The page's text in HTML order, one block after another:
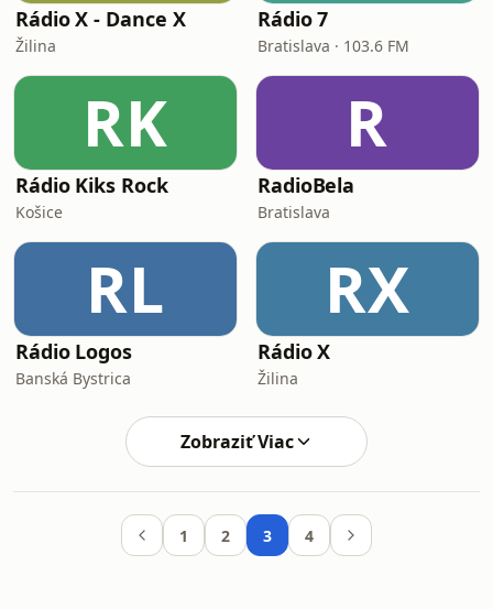
Rádio X - Dance X
Žilina
Rádio 7
Bratislava · 103.6 FM
RK
Rádio Kiks Rock
Košice
R
RadioBela
Bratislava
RL
Rádio Logos
Banská Bystrica
RX
Rádio X
Žilina
Zobraziť Viac
1 2 3 4